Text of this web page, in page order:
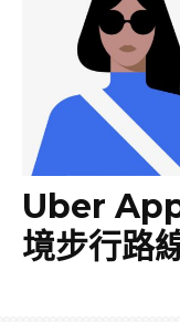
Uber
境步行路